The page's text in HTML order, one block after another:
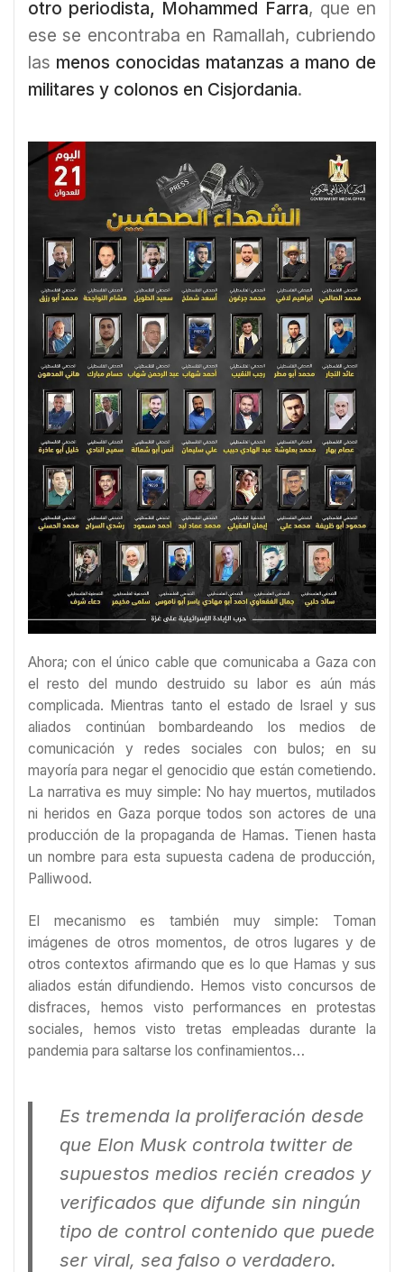
otro periodista, Mohammed Farra, que en
ese se encontraba en Ramallah, cubriendo
las menos conocidas matanzas a mano de
militares y colonos en Cisjordania.
Ahora; con el único cable que comunicaba a Gaza con
el resto del mundo destruido su labor es aún más
complicada. Mientras tanto el estado de Israel y sus
aliados continúan bombardeando los medios de
comunicación y redes sociales con bulos; en su
mayoría para negar el genocidio que están cometiendo.
La narrativa es muy simple: No hay muertos, mutilados
ni heridos en Gaza porque todos son actores de una
producción de la propaganda de Hamas. Tienen hasta
un nombre para esta supuesta cadena de producción,
Palliwood.
El mecanismo es también muy simple: Toman
imágenes de otros momentos, de otros lugares y de
otros contextos afirmando que es lo que Hamas y sus
aliados están difundiendo. Hemos visto concursos de
disfraces, hemos visto performances en protestas
sociales, hemos visto tretas empleadas durante la
pandemia para saltarse los confinamientos…
Es tremenda la proliferación desde
que Elon Musk controla twitter de
supuestos medios recién creados y
verificados que difunde sin ningún
tipo de control contenido que puede
ser viral, sea falso o verdadero.